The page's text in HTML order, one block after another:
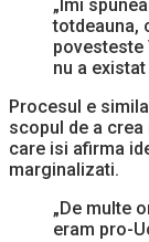
„Imi
totdeauna,
povesteste
nu a
Procesul e
scopul de a
care isi afirma
marginalizati.
„De multe
eram pro-